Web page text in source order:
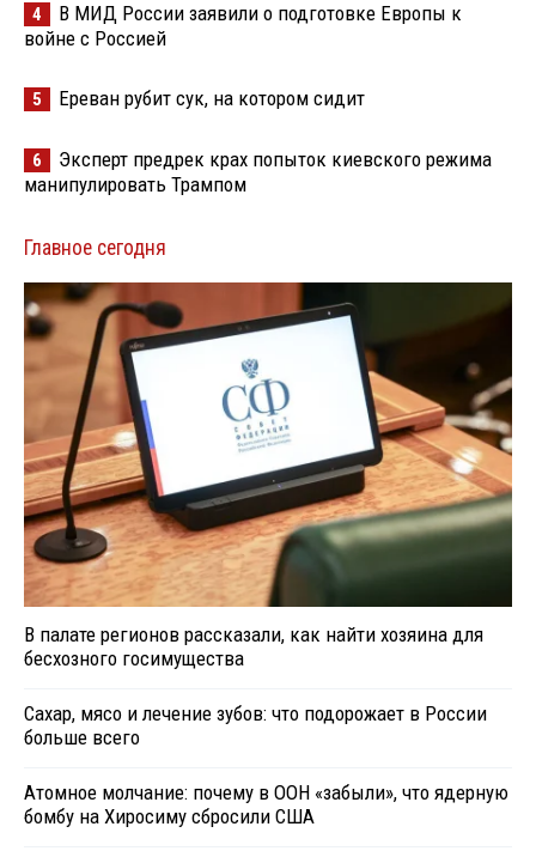
4
В МИД России заявили о подготовке Европы к
войне с Россией
5 Ереван рубит сук, на котором сидит
6
Эксперт предрек крах попыток киевского режима
манипулировать Трампом
Главное сегодня
В палате регионов рассказали, как найти хозяина для
бесхозного госимущества
Сахар, мясо и лечение зубов: что подорожает в России
больше всего
Атомное молчание: почему в ООН «забыли», что ядерную
бомбу на Хиросиму сбросили США